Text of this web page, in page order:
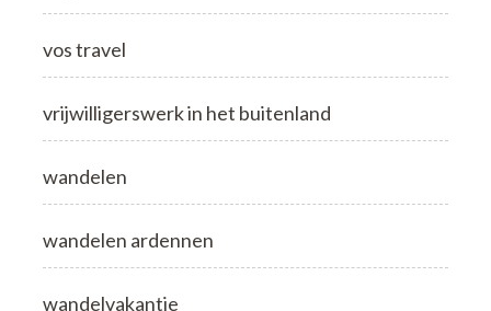
vos travel
vrijwilligerswerk in het buitenland
wandelen
wandelen ardennen
wandelvakantie